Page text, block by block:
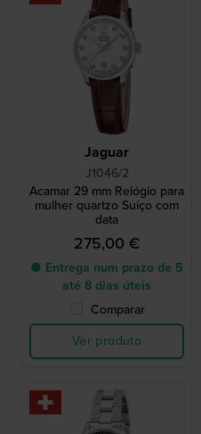
Jaguar
J1046/2
Acamar 29 mm Relógio para
mulher quartzo Suíço com
data
275,00 €
● Entrega num prazo de 5
até 8 dias úteis
Comparar
Ver produto